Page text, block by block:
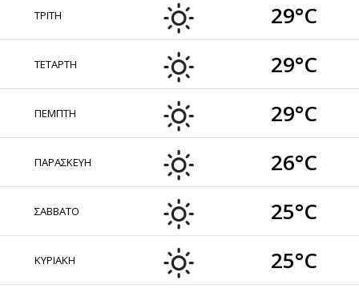
ΤΡΙΤΗ 29°C
ΤΕΤΑΡΤΗ 29°C
ΠΕΜΠΤΗ 29°C
ΠΑΡΑΣΚΕΥΗ 26°C
ΣΑΒΒΑΤΟ 25°C
ΚΥΡΙΑΚΗ 25°C